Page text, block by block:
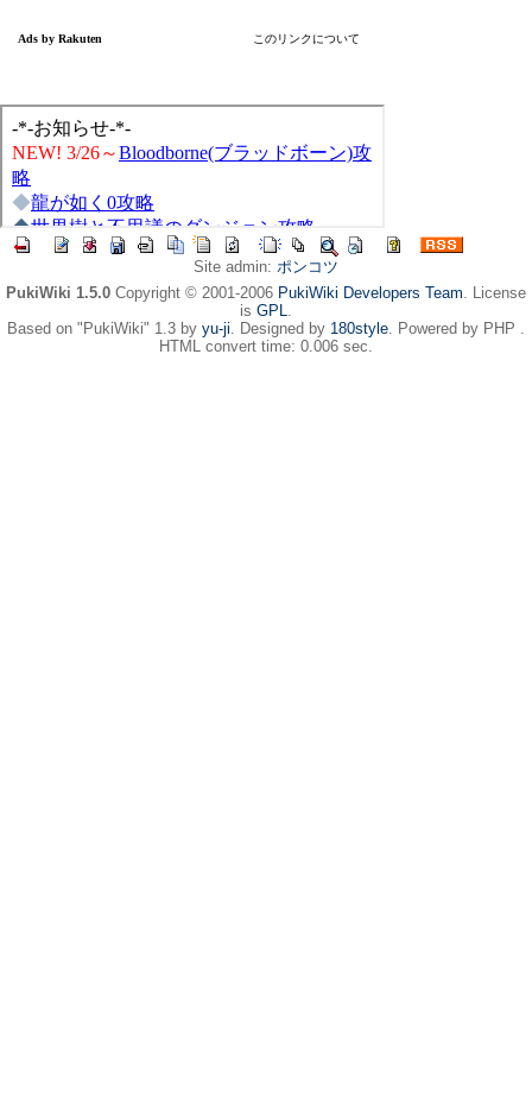
Site admin: ポンコツ
PukiWiki 1.5.0 Copyright © 2001-2006 PukiWiki Developers Team. License
is GPL.
Based on "PukiWiki" 1.3 by yu-ji. Designed by 180style. Powered by PHP .
HTML convert time: 0.006 sec.